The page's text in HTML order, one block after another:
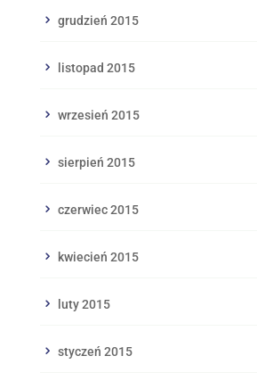
grudzień 2015
listopad 2015
wrzesień 2015
sierpień 2015
czerwiec 2015
kwiecień 2015
luty 2015
styczeń 2015